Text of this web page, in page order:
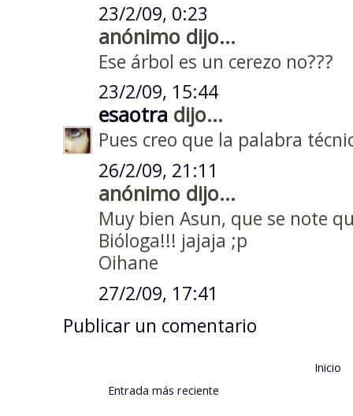
23/2/09, 0:23
anónimo dijo...
Ese árbol es un cerezo no???
23/2/09, 15:44
esaotra dijo...
Pues creo que la palabra
26/2/09, 21:11
anónimo dijo...
Muy bien Asun, que se note
Bióloga!!! jajaja ;p
Oihane
27/2/09, 17:41
Publicar un comentario
Entrada más reciente
Inicio